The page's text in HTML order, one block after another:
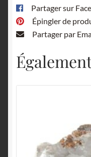
Partager sur
Épingler de
Partager par